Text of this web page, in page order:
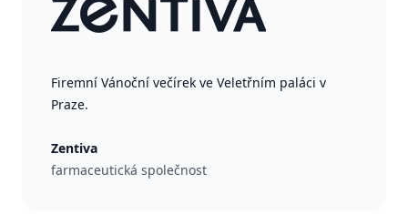
Firemní Vánoční večírek ve Veletřním paláci v
Praze.
Zentiva
farmaceutická společnost